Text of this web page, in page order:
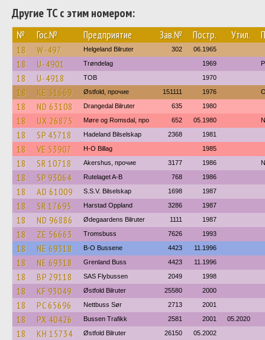
Другие ТС с этим номером:
№ Гос.№ Предприятие Зав.№ Постр. Утил.
18 W-497 Helgeland Bilruter 302 06.1965
18 U-4901 Trøndelag 1969
18 U-4918 TOB 1970
18 KE 51669 Østfold, прочие 151111 1976
18 ND 63108 Drangedal Bilruter 635 1980
18 UX 26875 Møre og Romsdal, про 652 05.1980
18 SP 45718 Hadeland Bilselskap 2368 1981
18 VE 53907 H-O Billag 1985
18 SR 10718 Akershus, прочие 3177 1986
18 SP 93064 Rutelaget A-B 768 1986
18 AD 61009 S.S.V. Bilselskap 1698 1987
18 SR 17695 Harstad Oppland 3286 1987
18 ND 96886 Ødegaardens Bilruter 1111 1987
18 ZE 56663 Tromsbuss 7626 1993
18 NE 69318 B-O Bussene 4423 11.1996
18 NE 69318 Grenland Buss 4423 11.1996
18 BP 29118 SAS Flybussen 2049 1998
18 KF 93049 Østfold Bilruter 25580 2000
18 PC 65696 Nettbuss Sør 2713 2001
18 PX 40426 Bussen Trafikk 2581 2001 05.2020
18 KH 15734 Østfold Bilruter 26150 05.2002